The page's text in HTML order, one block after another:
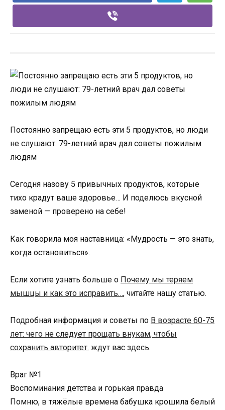
Постоянно запрещаю есть эти 5 продуктов, но люди
не слушают: 79-летний врач дал советы пожилым
людям
Сегодня назову 5 привычных продуктов, которые
тихо крадут ваше здоровье… И поделюсь вкусной
заменой — проверено на себе!
Как говорила моя наставница: «Мудрость — это знать,
когда остановиться».
Если хотите узнать больше о Почему мы теряем
мышцы и как это исправить…, читайте нашу статью.
Подробная информация и советы по В возрасте 60-75
лет: чего не следует прощать внукам, чтобы
сохранить авторитет. ждут вас здесь.
Враг №1
Воспоминания детства и горькая правда
Помню, в тяжёлые времена бабушка крошила белый